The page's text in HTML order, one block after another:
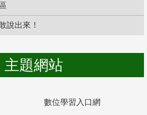
說出來！
主題網站
數位學習入口網